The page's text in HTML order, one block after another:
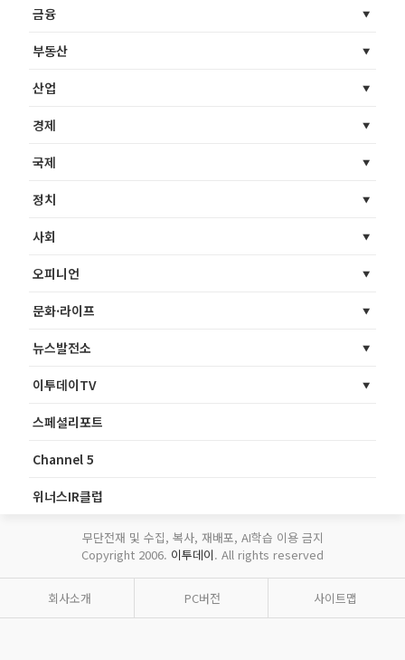
금융
부동산
산업
경제
국제
정치
사회
오피니언
문화·라이프
뉴스발전소
이투데이TV
스페셜리포트
Channel 5
위너스IR클럽
무단전재 및 수집, 복사, 재배포, AI학습 이용 금지
Copyright 2006. 이투데이. All rights reserved
회사소개 PC버전 사이트맵